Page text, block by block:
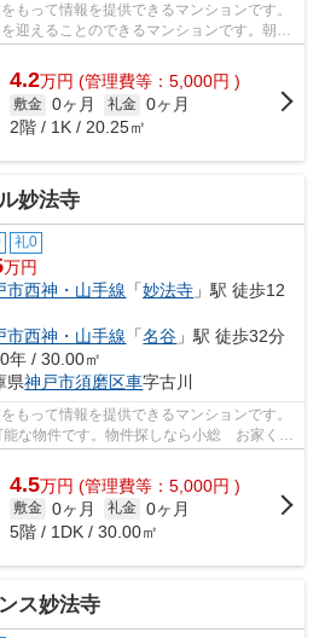
もって情報を提供できるマンションです。
迎えることのできるマンションです。朝に
から...
4.2万円 (管理費等：5,000円 )
敷金 0ヶ月 礼金 0ヶ月
2階 / 1K / 20.25㎡
妙法寺
礼0
万円
市西神・山手線 「妙法寺 」駅 徒歩12
市西神・山手線 「名谷 」駅 徒歩32分
年 / 30.00㎡
県神戸市須磨区車字古川
もって情報を提供できるマンションです。
な物件です。物件探しなら小総 お家くん
す。...
4.5万円 (管理費等：5,000円 )
敷金 0ヶ月 礼金 0ヶ月
5階 / 1DK / 30.00㎡
ス妙法寺